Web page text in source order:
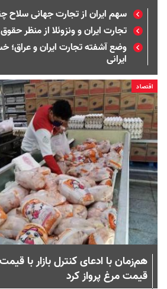
سهم ایران از تجارت جهانی سلاح
تجارت ایران و ونزوئلا از منظر
وضع آشفته تجارت ایران و عراق؛
ایرانی
اقتصاد
هم‌زمان با ادعای کنترل بازار با
قیمت مرغ پرواز کرد